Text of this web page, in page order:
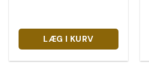
LÆG I KURV